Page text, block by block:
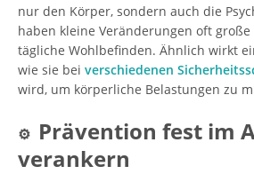
nur den Körper, sondern auch die
haben kleine Veränderungen oft
tägliche Wohlbefinden. Ähnlich wirkt
wie sie bei verschiedenen
wird, um körperliche Belastungen zu
⚙️ Prävention fest im
verankern